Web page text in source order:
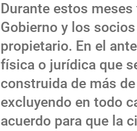
Durante estos
Gobierno y los
propietario. En el
física o jurídica que
construida de más
excluyendo en todo
acuerdo para que la